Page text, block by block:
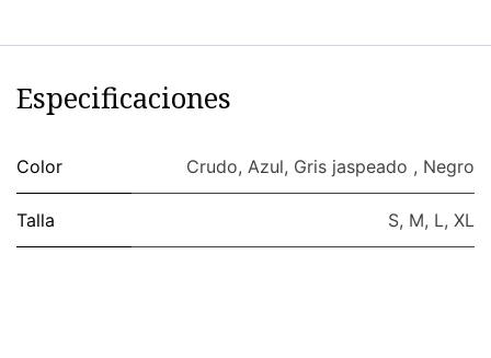
Especificaciones
Color Crudo, Azul, Gris jaspeado , Negro
Talla S, M, L, XL